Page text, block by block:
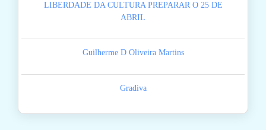
LIBERDADE DA CULTURA PREPARAR O 25 DE
ABRIL
Guilherme D Oliveira Martins
Gradiva